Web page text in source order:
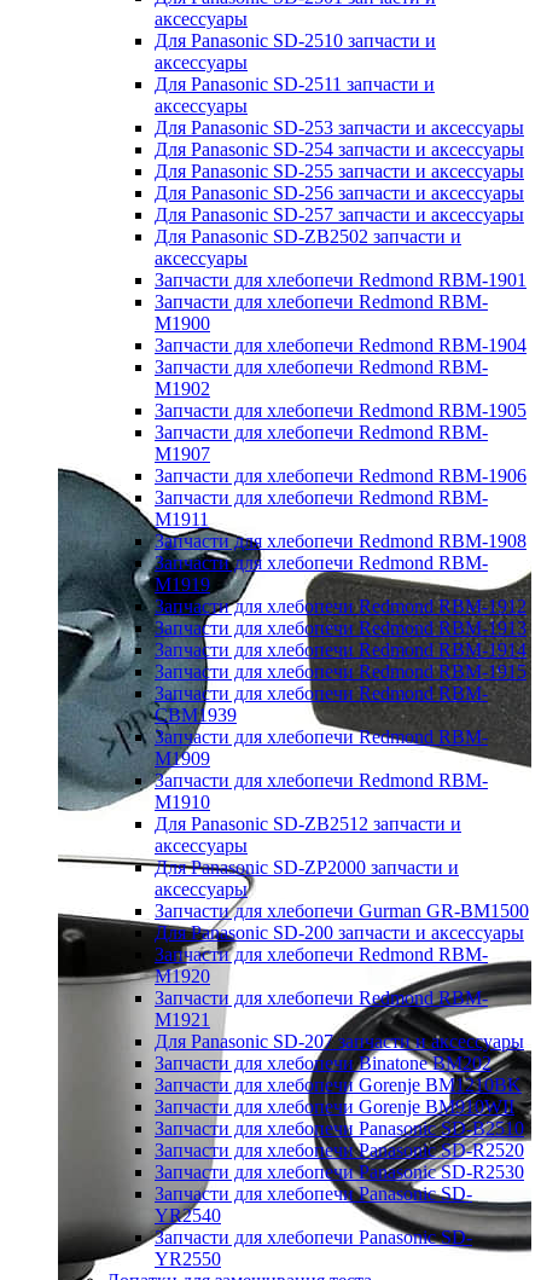
аксессуары
Для Panasonic SD-2510 запчасти и
аксессуары
Для Panasonic SD-2511 запчасти и
аксессуары
Для Panasonic SD-253 запчасти и аксессуары
Для Panasonic SD-254 запчасти и аксессуары
Для Panasonic SD-255 запчасти и аксессуары
Для Panasonic SD-256 запчасти и аксессуары
Для Panasonic SD-257 запчасти и аксессуары
Для Panasonic SD-ZB2502 запчасти и
аксессуары
Запчасти для хлебопечи Redmond RBM-1901
Запчасти для хлебопечи Redmond RBM-
M1900
Запчасти для хлебопечи Redmond RBM-1904
Запчасти для хлебопечи Redmond RBM-
M1902
Запчасти для хлебопечи Redmond RBM-1905
Запчасти для хлебопечи Redmond RBM-
M1907
Запчасти для хлебопечи Redmond RBM-1906
Запчасти для хлебопечи Redmond RBM-
M1911
Запчасти для хлебопечи Redmond RBM-1908
Запчасти для хлебопечи Redmond RBM-
M1919
Запчасти для хлебопечи Redmond RBM-1912
Запчасти для хлебопечи Redmond RBM-1913
Запчасти для хлебопечи Redmond RBM-1914
Запчасти для хлебопечи Redmond RBM-1915
Запчасти для хлебопечи Redmond RBM-
CBM1939
Запчасти для хлебопечи Redmond RBM-
M1909
Запчасти для хлебопечи Redmond RBM-
M1910
Для Panasonic SD-ZB2512 запчасти и
аксессуары
Для Panasonic SD-ZP2000 запчасти и
аксессуары
Запчасти для хлебопечи Gurman GR-BM1500
Для Panasonic SD-200 запчасти и аксессуары
Запчасти для хлебопечи Redmond RBM-
M1920
Запчасти для хлебопечи Redmond RBM-
M1921
Для Panasonic SD-207 запчасти и аксессуары
Запчасти для хлебопечи Binatone BM202
Запчасти для хлебопечи Gorenje BM1210BK
Запчасти для хлебопечи Gorenje BM910WII
Запчасти для хлебопечи Panasonic SD-B2510
Запчасти для хлебопечи Panasonic SD-R2520
Запчасти для хлебопечи Panasonic SD-R2530
Запчасти для хлебопечи Panasonic SD-
YR2540
Запчасти для хлебопечи Panasonic SD-
YR2550